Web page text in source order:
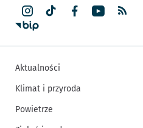
Aktualności
Klimat i przyroda
Powietrze